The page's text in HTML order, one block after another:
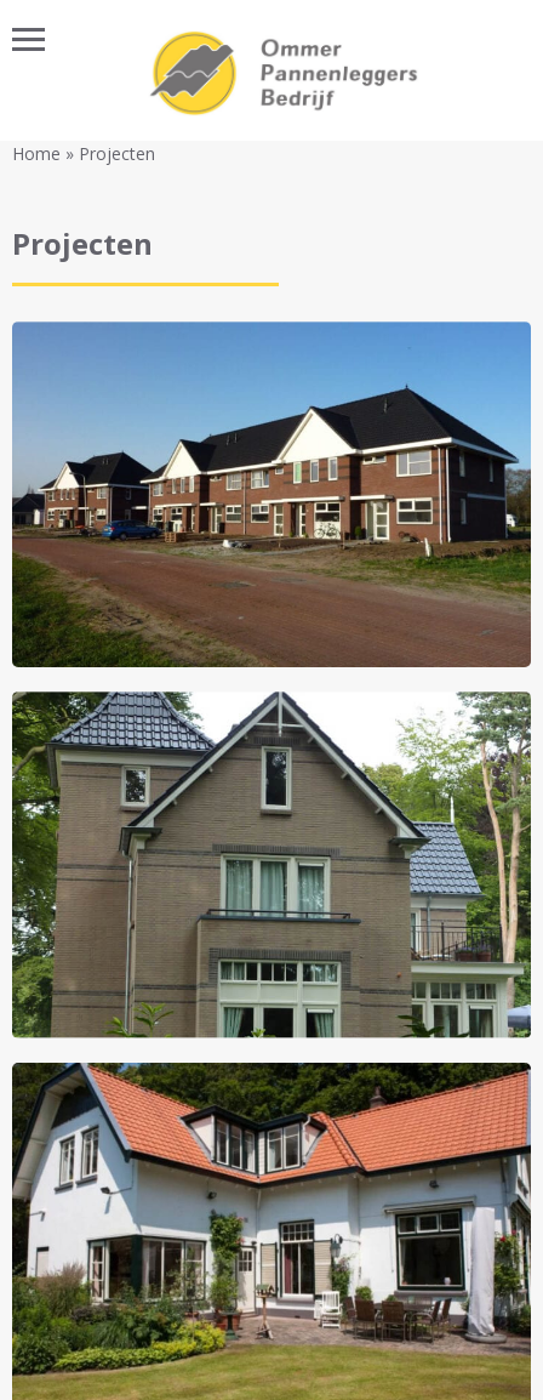
Naar hoofdinhoud
Home » Projecten
Projecten